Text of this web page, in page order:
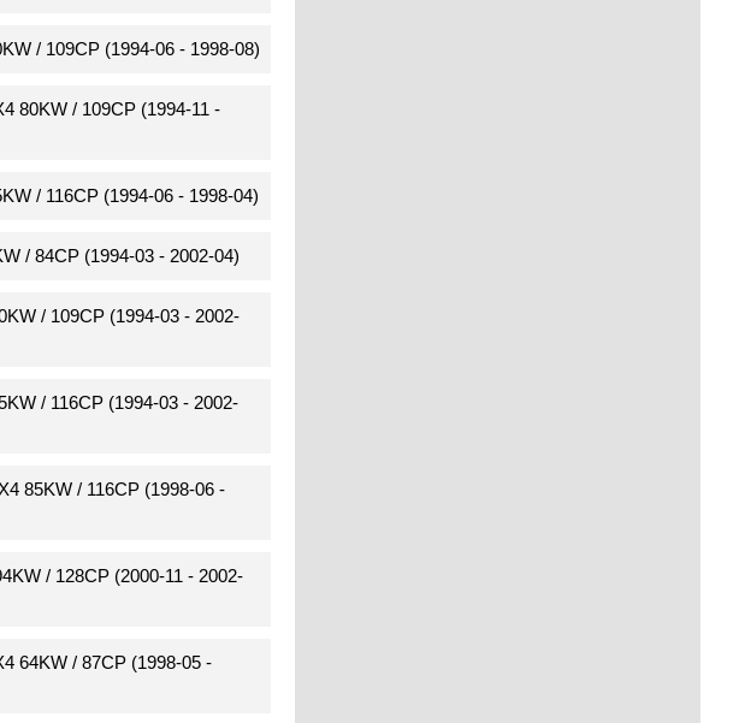
/ 109CP (1994-06 - 1998-08)
80KW / 109CP (1994-11 -
/ 116CP (1994-06 - 1998-04)
/ 84CP (1994-03 - 2002-04)
/ 109CP (1994-03 - 2002-
/ 116CP (1994-03 - 2002-
85KW / 116CP (1998-06 -
/ 128CP (2000-11 - 2002-
64KW / 87CP (1998-05 -